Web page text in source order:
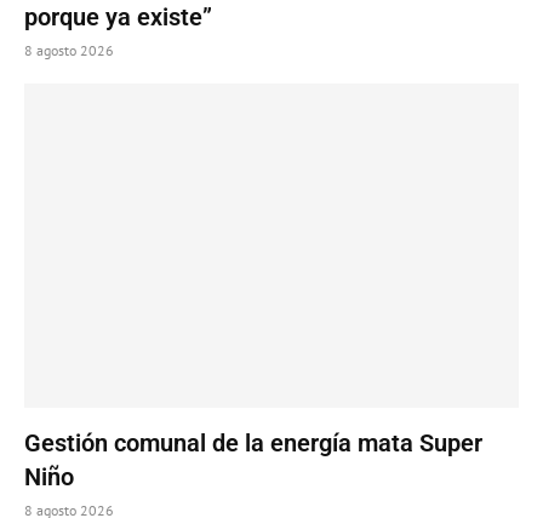
porque ya existe”
8 agosto 2026
Gestión comunal de la energía mata Super
Niño
8 agosto 2026